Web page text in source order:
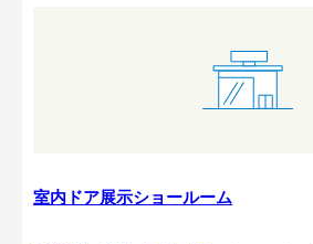
室内ドア展示ショールーム